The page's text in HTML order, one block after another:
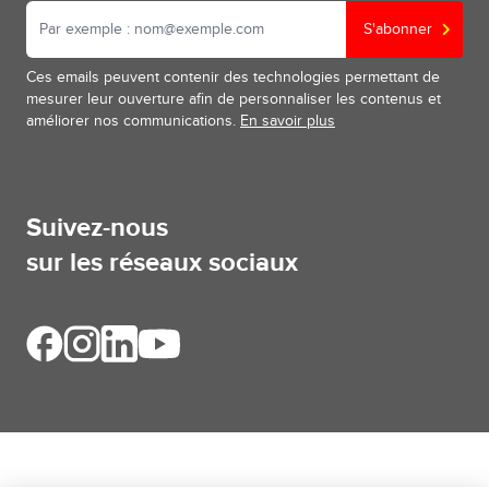
S'abonner
Ces emails peuvent contenir des technologies permettant de
mesurer leur ouverture afin de personnaliser les contenus et
améliorer nos communications. En savoir plus
Suivez-nous
sur les réseaux sociaux